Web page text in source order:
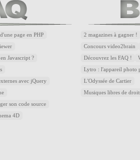
page en PHP
Javascript ?
avec jQuery
son code source
4D
2 magazines à gagner !
Concours video2brain
Découvrez les FAQ !
Lytro : l'appareil photo
L'Odyssée de Cartier
Musiques libres de